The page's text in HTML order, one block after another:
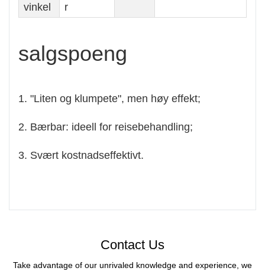
vinkel
r
salgspoeng
1. "Liten og klumpete", men høy effekt;
2. Bærbar: ideell for reisebehandling;
3. Svært kostnadseffektivt.
Contact Us
Take advantage of our unrivaled knowledge and experience, we